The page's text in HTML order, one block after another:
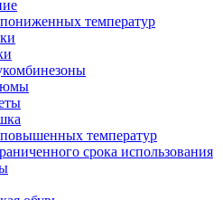
температур
температур
срока использования